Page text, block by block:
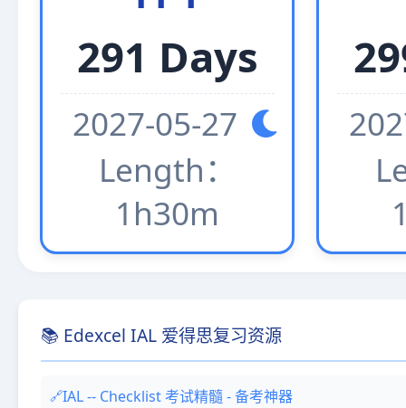
291 Days
2027-05-27
Length：
1h30m
📚 Edexcel IAL 爱得思复习资源
IAL -- Checklist 考试精髓 - 备考神器